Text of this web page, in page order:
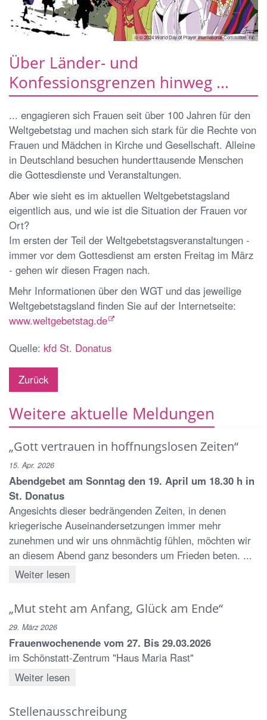
© © 2024 World Day of Prayer International Committee, Inc.
Über Länder- und
Konfessionsgrenzen hinweg ...
... engagieren sich Frauen seit über 100 Jahren für den
Weltgebetstag und machen sich stark für die Rechte von
Frauen und Mädchen in Kirche und Gesellschaft. Alleine
in Deutschland besuchen hunderttausende Menschen
die Gottesdienste und Veranstaltungen.
Aber wie sieht es im aktuellen Weltgebetstagsland
eigentlich aus, und wie ist die Situation der Frauen vor
Ort?
Im ersten der Teil der Weltgebetstagsveranstaltungen -
immer vor dem Gottesdienst am ersten Freitag im März
- gehen wir diesen Fragen nach.
Mehr Informationen über den WGT und das jeweilige
Weltgebetstagsland finden Sie auf der Internetseite:
www.weltgebetstag.de
Quelle: kfd St. Donatus
Zurück
Weitere aktuelle Meldungen
„Gott vertrauen in hoffnungslosen Zeiten“
15. Apr. 2026
Abendgebet am Sonntag den 19. April um 18.30 h in
St. Donatus
Angesichts dieser bedrängenden Zeiten, in denen
kriegerische Auseinandersetzungen immer mehr
zunehmen und wir uns ohnmächtig fühlen, möchten wir
an diesem Abend ganz besonders um Frieden beten. ...
Weiter lesen
„Mut steht am Anfang, Glück am Ende“
29. März 2026
Frauenwochenende vom 27. Bis 29.03.2026
im Schönstatt-Zentrum "Haus Maria Rast"
Weiter lesen
Stellenausschreibung